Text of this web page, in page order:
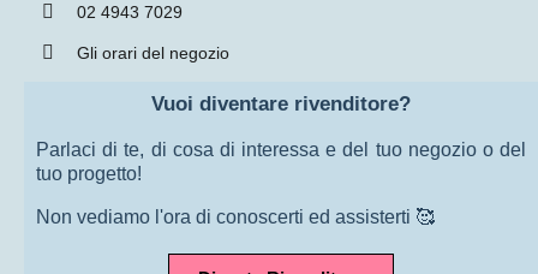
02 4943 7029
Gli orari del negozio
Vuoi diventare rivenditore?
Parlaci di te, di cosa di interessa e del tuo negozio o del
tuo progetto!
Non vediamo l'ora di conoscerti ed assisterti 🥰